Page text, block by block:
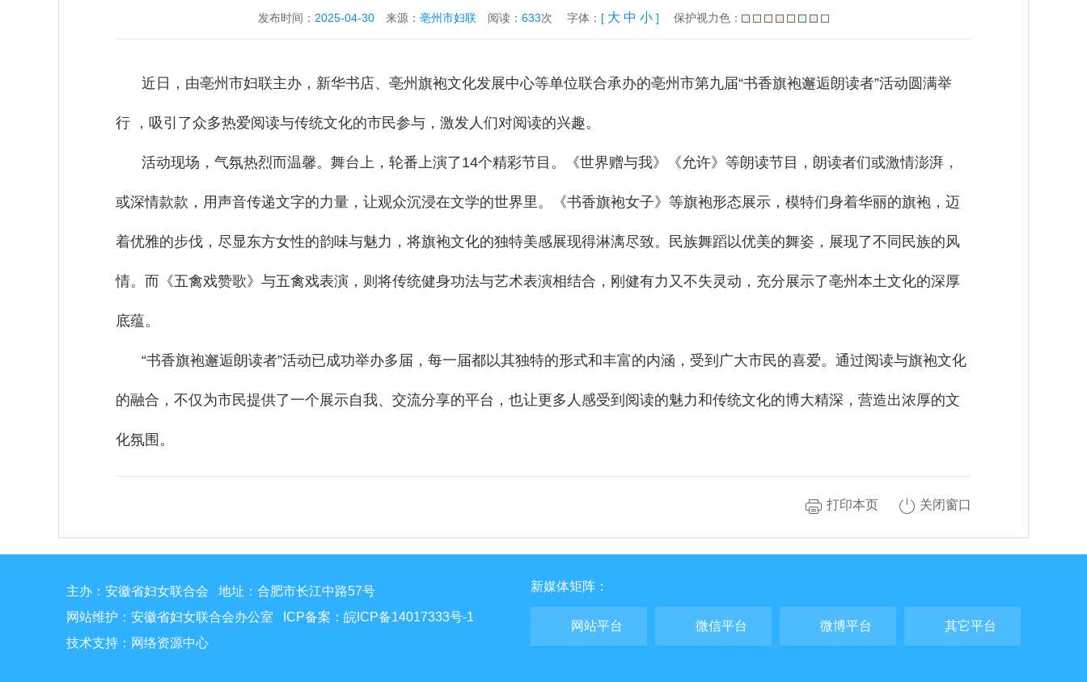
发布时间： 2025-04-30 来源： 亳州市妇联 阅读： 633次 字体： [ 大 中 小 ] 保护视力色：
近日，由亳州市妇联主办，新华书店、亳州旗袍文化发展中心等单位联合承办的亳州市第九届“书香旗袍邂逅朗读者”活动圆满举
行 ，吸引了众多热爱阅读与传统文化的市民参与，激发人们对阅读的兴趣。
活动现场，气氛热烈而温馨。舞台上，轮番上演了14个精彩节目。《世界赠与我》《允许》等朗读节目，朗读者们或激情澎湃，
或深情款款，用声音传递文字的力量，让观众沉浸在文学的世界里。《书香旗袍女子》等旗袍形态展示，模特们身着华丽的旗袍，迈
着优雅的步伐，尽显东方女性的韵味与魅力，将旗袍文化的独特美感展现得淋漓尽致。民族舞蹈以优美的舞姿，展现了不同民族的风
情。而《五禽戏赞歌》与五禽戏表演，则将传统健身功法与艺术表演相结合，刚健有力又不失灵动，充分展示了亳州本土文化的深厚
底蕴。
“书香旗袍邂逅朗读者”活动已成功举办多届，每一届都以其独特的形式和丰富的内涵，受到广大市民的喜爱。通过阅读与旗袍文化
的融合，不仅为市民提供了一个展示自我、交流分享的平台，也让更多人感受到阅读的魅力和传统文化的博大精深，营造出浓厚的文
化氛围。
打印本页 关闭窗口
主办：安徽省妇女联合会 地址：合肥市长江中路57号
网站维护：安徽省妇女联合会办公室 ICP备案： 皖ICP备14017333号-1
技术支持：网络资源中心
新媒体矩阵：
网站平台 微信平台 微博平台 其它平台